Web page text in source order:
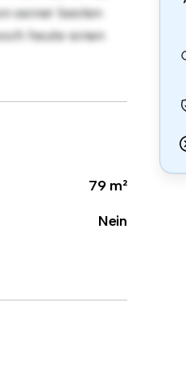
seiner besten
heute einen
79 m²
Nein